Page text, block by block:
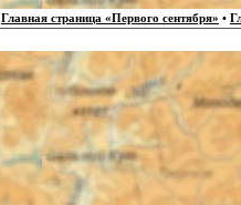
Главная страница «Первого сентября» •